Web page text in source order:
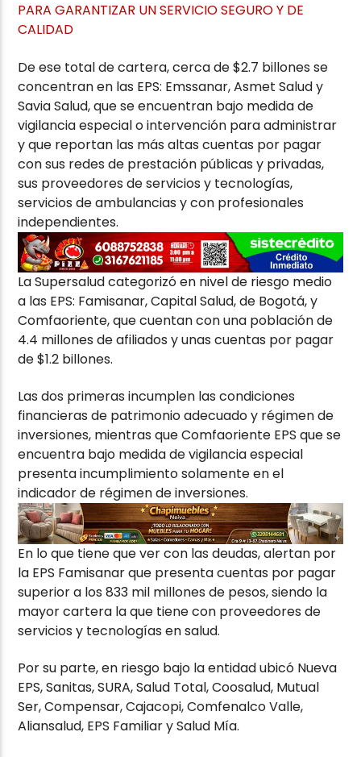
PARA GARANTIZAR UN SERVICIO SEGURO Y DE
CALIDAD
De ese total de cartera, cerca de $2.7 billones se
concentran en las EPS: Emssanar, Asmet Salud y
Savia Salud, que se encuentran bajo medida de
vigilancia especial o intervención para administrar
y que reportan las más altas cuentas por pagar
con sus redes de prestación públicas y privadas,
sus proveedores de servicios y tecnologías,
servicios de ambulancias y con profesionales
independientes.
La Supersalud categorizó en nivel de riesgo medio
a las EPS: Famisanar, Capital Salud, de Bogotá, y
Comfaoriente, que cuentan con una población de
4.4 millones de afiliados y unas cuentas por pagar
de $1.2 billones.
Las dos primeras incumplen las condiciones
financieras de patrimonio adecuado y régimen de
inversiones, mientras que Comfaoriente EPS que se
encuentra bajo medida de vigilancia especial
presenta incumplimiento solamente en el
indicador de régimen de inversiones.
En lo que tiene que ver con las deudas, alertan por
la EPS Famisanar que presenta cuentas por pagar
superior a los 833 mil millones de pesos, siendo la
mayor cartera la que tiene con proveedores de
servicios y tecnologías en salud.
Por su parte, en riesgo bajo la entidad ubicó Nueva
EPS, Sanitas, SURA, Salud Total, Coosalud, Mutual
Ser, Compensar, Cajacopi, Comfenalco Valle,
Aliansalud, EPS Familiar y Salud Mía.